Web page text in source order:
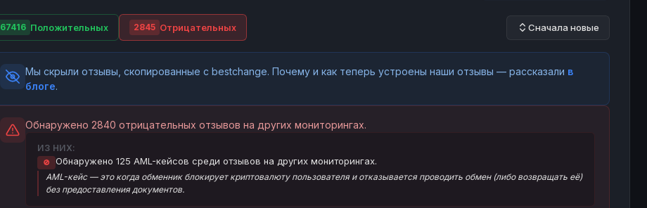
67416 Положительных 2845 Отрицательных Сначала новые
Мы скрыли отзывы, скопированные с bestchange. Почему и как теперь устроены наши отзывы — рассказали в
блоге.
Обнаружено 2840 отрицательных отзывов на других мониторингах.
ИЗ НИХ:
🚫 Обнаружено 125 AML-кейсов среди отзывов на других мониторингах.
AML-кейс — это когда обменник блокирует криптовалюту пользователя и отказывается проводить обмен (либо возвращать её)
без предоставления документов.